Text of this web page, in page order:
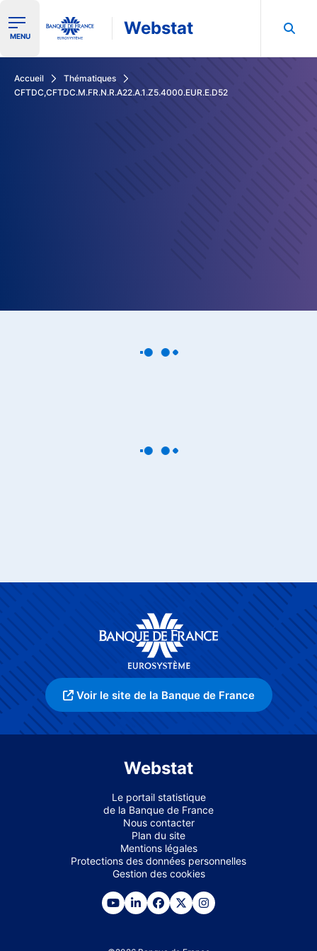
Ouvrir le menu de navigation
MENU Webstat
Accueil
Thématiques
CFTDC,CFTDC.M.FR.N.R.A22.A.1.Z5.4000.EUR.E.D52
Voir le site de la Banque de France
Webstat
Le portail statistique
de la Banque de France
Nous contacter
Plan du site
Mentions légales
Protections des données personnelles
Gestion des cookies